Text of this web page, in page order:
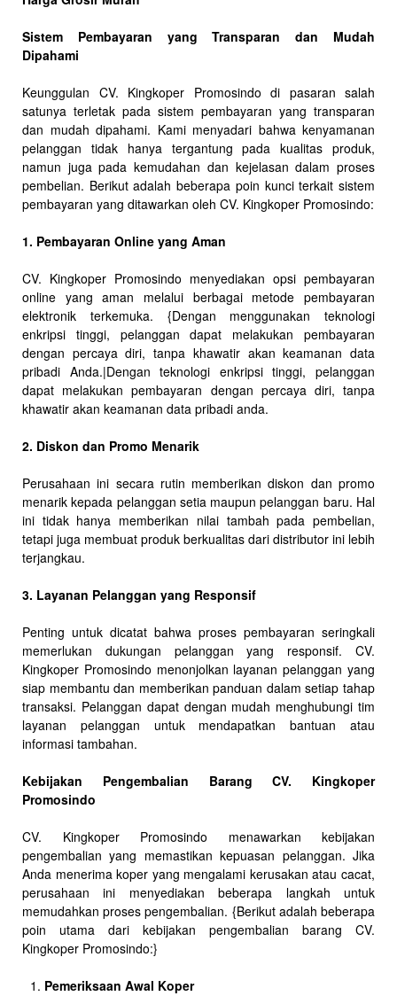
Sistem Pembayaran yang Transparan dan Mudah
Dipahami
Keunggulan CV. Kingkoper Promosindo di pasaran salah
satunya terletak pada sistem pembayaran yang transparan
dan mudah dipahami. Kami menyadari bahwa kenyamanan
pelanggan tidak hanya tergantung pada kualitas produk,
namun juga pada kemudahan dan kejelasan dalam proses
pembelian. Berikut adalah beberapa poin kunci terkait sistem
pembayaran yang ditawarkan oleh CV. Kingkoper Promosindo:
1. Pembayaran Online yang Aman
CV. Kingkoper Promosindo menyediakan opsi pembayaran
online yang aman melalui berbagai metode pembayaran
elektronik terkemuka. {Dengan menggunakan teknologi
enkripsi tinggi, pelanggan dapat melakukan pembayaran
dengan percaya diri, tanpa khawatir akan keamanan data
pribadi Anda.|Dengan teknologi enkripsi tinggi, pelanggan
dapat melakukan pembayaran dengan percaya diri, tanpa
khawatir akan keamanan data pribadi anda.
2. Diskon dan Promo Menarik
Perusahaan ini secara rutin memberikan diskon dan promo
menarik kepada pelanggan setia maupun pelanggan baru. Hal
ini tidak hanya memberikan nilai tambah pada pembelian,
tetapi juga membuat produk berkualitas dari distributor ini lebih
terjangkau.
3. Layanan Pelanggan yang Responsif
Penting untuk dicatat bahwa proses pembayaran seringkali
memerlukan dukungan pelanggan yang responsif. CV.
Kingkoper Promosindo menonjolkan layanan pelanggan yang
siap membantu dan memberikan panduan dalam setiap tahap
transaksi. Pelanggan dapat dengan mudah menghubungi tim
layanan pelanggan untuk mendapatkan bantuan atau
informasi tambahan.
Kebijakan Pengembalian Barang CV. Kingkoper
Promosindo
CV. Kingkoper Promosindo menawarkan kebijakan
pengembalian yang memastikan kepuasan pelanggan. Jika
Anda menerima koper yang mengalami kerusakan atau cacat,
perusahaan ini menyediakan beberapa langkah untuk
memudahkan proses pengembalian. {Berikut adalah beberapa
poin utama dari kebijakan pengembalian barang CV.
Kingkoper Promosindo:}
Pemeriksaan Awal Koper